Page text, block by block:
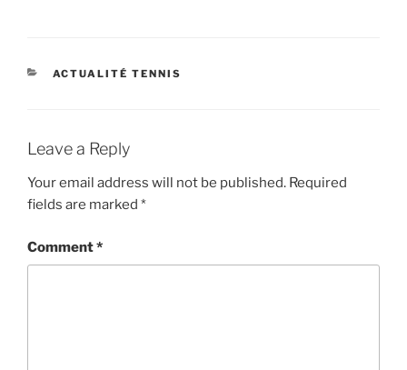
CATEGORIES
ACTUALITÉ TENNIS
Leave a Reply
Your email address will not be published. Required
fields are marked *
Comment*